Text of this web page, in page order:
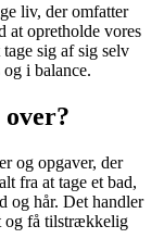
liv, der omfatter
at opretholde vores
sig af sig selv
i balance.
og opgaver, der
fra at tage et bad,
og hår. Det handler
og få tilstrækkelig